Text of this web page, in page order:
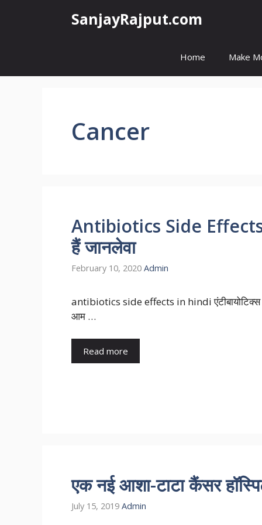
SanjayRajput.com
Home Make
Cancer
Antibiotics Side Effects
हैं जानलेवा
February 10, 2020 Admin
antibiotics side effects in hindi एंटीबायोटिक्स
आम …
Read more
एक नई आशा-टाटा कैंसर
July 15, 2019 Admin